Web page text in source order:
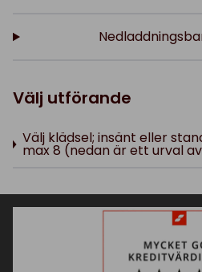
Välj utförande
Välj klädsel; insänt eller
max 8 (nedan är ett urval